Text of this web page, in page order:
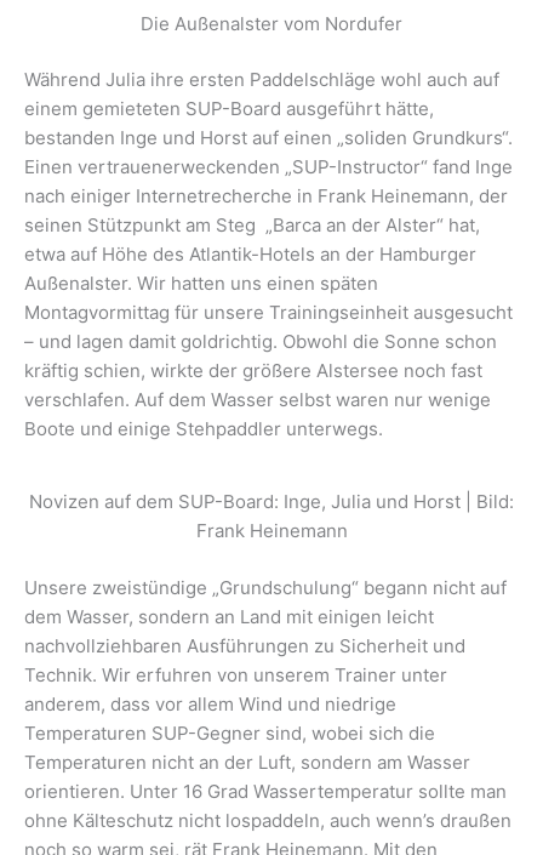
Die Außenalster vom Nordufer
Während Julia ihre ersten Paddelschläge wohl auch auf
einem gemieteten SUP-Board ausgeführt hätte,
bestanden Inge und Horst auf einen „soliden Grundkurs“.
Einen vertrauenerweckenden „SUP-Instructor“ fand Inge
nach einiger Internetrecherche in Frank Heinemann, der
seinen Stützpunkt am Steg „Barca an der Alster“ hat,
etwa auf Höhe des Atlantik-Hotels an der Hamburger
Außenalster. Wir hatten uns einen späten
Montagvormittag für unsere Trainingseinheit ausgesucht
– und lagen damit goldrichtig. Obwohl die Sonne schon
kräftig schien, wirkte der größere Alstersee noch fast
verschlafen. Auf dem Wasser selbst waren nur wenige
Boote und einige Stehpaddler unterwegs.
Novizen auf dem SUP-Board: Inge, Julia und Horst | Bild:
Frank Heinemann
Unsere zweistündige „Grundschulung“ begann nicht auf
dem Wasser, sondern an Land mit einigen leicht
nachvollziehbaren Ausführungen zu Sicherheit und
Technik. Wir erfuhren von unserem Trainer unter
anderem, dass vor allem Wind und niedrige
Temperaturen SUP-Gegner sind, wobei sich die
Temperaturen nicht an der Luft, sondern am Wasser
orientieren. Unter 16 Grad Wassertemperatur sollte man
ohne Kälteschutz nicht lospaddeln, auch wenn’s draußen
noch so warm sei, rät Frank Heinemann. Mit den